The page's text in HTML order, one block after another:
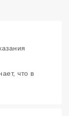
что в